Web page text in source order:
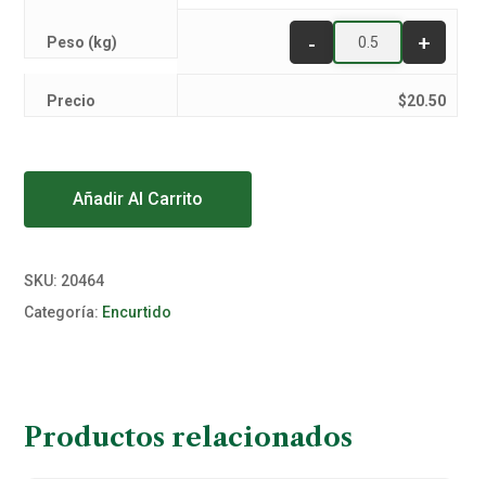
Peso (kg)
Precio $20.50
Añadir Al Carrito
SKU: 20464
Categoría: Encurtido
Productos relacionados